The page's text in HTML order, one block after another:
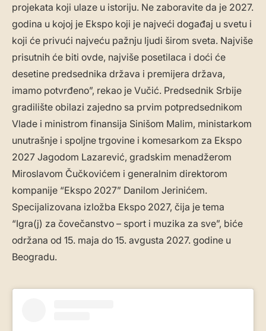
projekata koji ulaze u istoriju. Ne zaboravite da je 2027.
godina u kojoj je Ekspo koji je najveći događaj u svetu i
koji će privući najveću pažnju ljudi širom sveta. Najviše
prisutnih će biti ovde, najviše posetilaca i doći će
desetine predsednika država i premijera država,
imamo potvrđeno”, rekao je Vučić. Predsednik Srbije
gradilište obilazi zajedno sa prvim potpredsednikom
Vlade i ministrom finansija Sinišom Malim, ministarkom
unutrašnje i spoljne trgovine i komesarkom za Ekspo
2027 Jagodom Lazarević, gradskim menadžerom
Miroslavom Čučkovićem i generalnim direktorom
kompanije “Ekspo 2027” Danilom Jerinićem.
Specijalizovana izložba Ekspo 2027, čija je tema
“Igra(j) za čovečanstvo – sport i muzika za sve”, biće
održana od 15. maja do 15. avgusta 2027. godine u
Beogradu.